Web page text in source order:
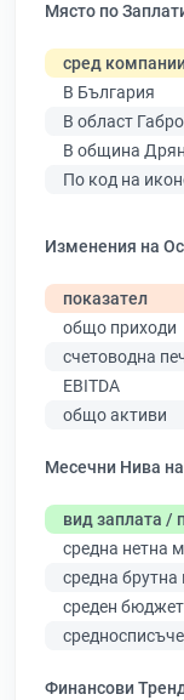
Място по
сред
В България
В област
В община
По код на
Изменения на
показател
общо приходи
счетоводна
EBITDA
общо активи
Месечни Нива на
вид заплата /
средна нетна
средна брутна
среден
Финансови